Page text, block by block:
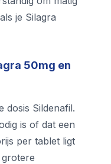
je Silagra
50mg en
dosis Sildenafil.
is of dat een
per tablet ligt